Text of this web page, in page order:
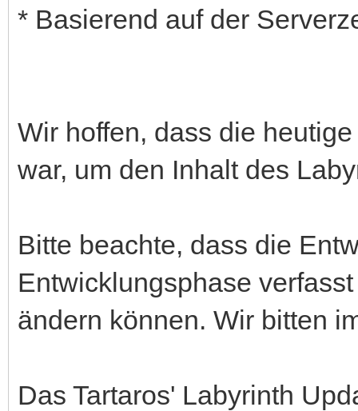
* Basierend auf der
Wir hoffen, dass die
war, um den Inhalt des
Bitte beachte, dass die
Entwicklungsphase
ändern können. Wir bitten
Das Tartaros' Labyrinth